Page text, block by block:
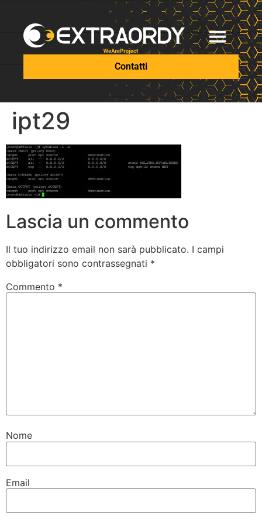
Contatti
ipt29
Lascia un commento
Il tuo indirizzo email non sarà pubblicato. I campi
obbligatori sono contrassegnati *
Commento *
Nome
Email